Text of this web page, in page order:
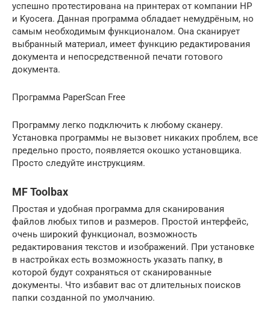
успешно протестирована на принтерах от компании HP
и Kyocera. Данная программа обладает немудрёным, но
самым необходимым функционалом. Она сканирует
выбранный материал, имеет функцию редактирования
документа и непосредственной печати готового
документа.
Программа PaperScan Free
Программу легко подключить к любому сканеру.
Установка программы не вызовет никаких проблем, все
предельно просто, появляется окошко установщика.
Просто следуйте инструкциям.
MF Toolbax
Простая и удобная программа для сканирования
файлов любых типов и размеров. Простой интерфейс,
очень широкий функционал, возможность
редактирования текстов и изображений. При установке
в настройках есть возможность указать папку, в
которой будут сохраняться от сканированные
документы. Что избавит вас от длительных поисков
папки созданной по умолчанию.